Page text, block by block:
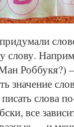
слову.
Роббукя?)
слова
все